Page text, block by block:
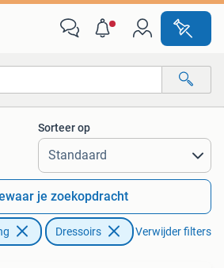
Alle afstanden…
Sorteer op
je zoekopdracht
Dressoirs Verwijder filters